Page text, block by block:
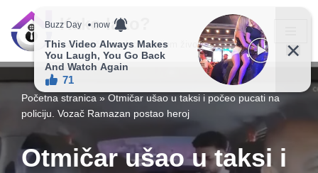
Skip
Kako lako?
Vaš vodič ka jednostavnijem životu!
Početna stranica » Otmičar ušao u taksi i počeo pucati na
policiju. Vozač Ramazan postao heroj
Otmičar ušao u taksi i